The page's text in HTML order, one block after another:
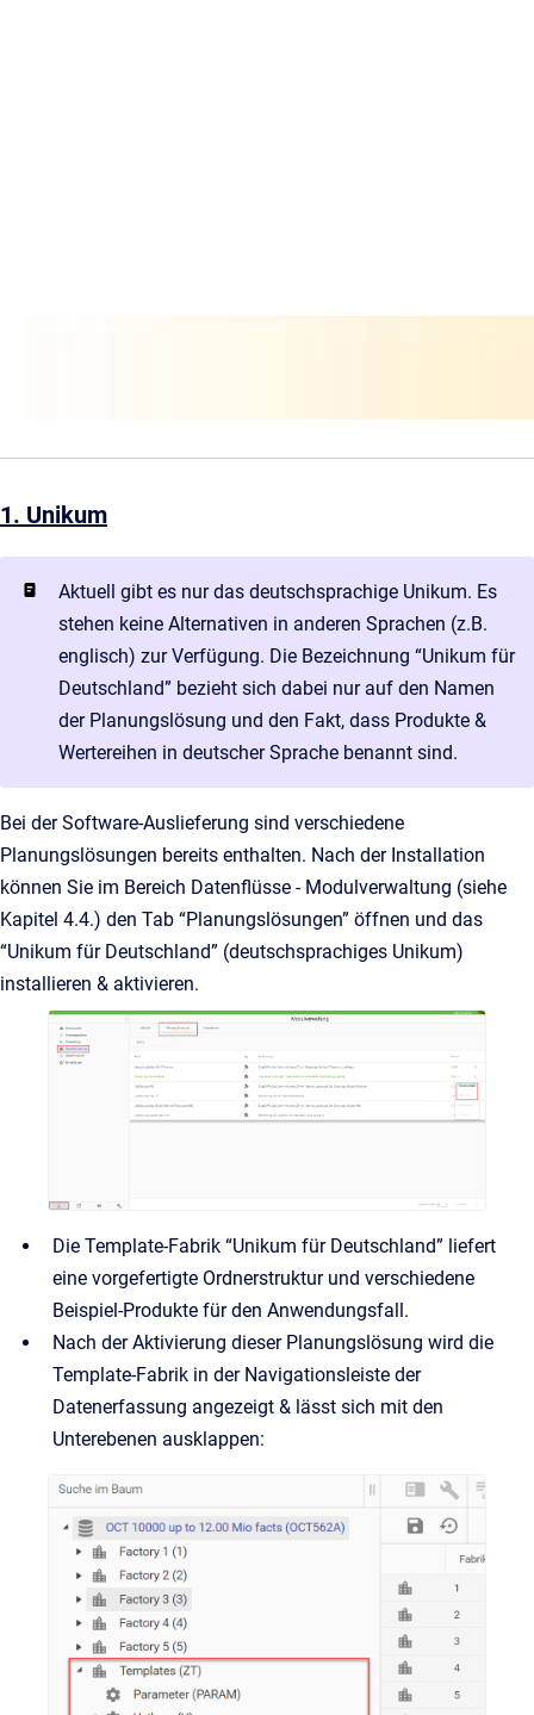
1. Unikum
Aktuell gibt es nur das deutschsprachige Unikum. Es
stehen keine Alternativen in anderen Sprachen (z.B.
englisch) zur Verfügung. Die Bezeichnung “Unikum für
Deutschland” bezieht sich dabei nur auf den Namen
der Planungslösung und den Fakt, dass Produkte &
Wertereihen in deutscher Sprache benannt sind.
Bei der Software-Auslieferung sind verschiedene
Planungslösungen bereits enthalten. Nach der Installation
können Sie im Bereich Datenflüsse - Modulverwaltung (siehe
Kapitel 4.4.) den Tab “Planungslösungen” öffnen und das
“Unikum für Deutschland” (deutschsprachiges Unikum)
installieren & aktivieren.
Die Template-Fabrik “Unikum für Deutschland” liefert
eine vorgefertigte Ordnerstruktur und verschiedene
Beispiel-Produkte für den Anwendungsfall.
Nach der Aktivierung dieser Planungslösung wird die
Template-Fabrik in der Navigationsleiste der
Datenerfassung angezeigt & lässt sich mit den
Unterebenen ausklappen: